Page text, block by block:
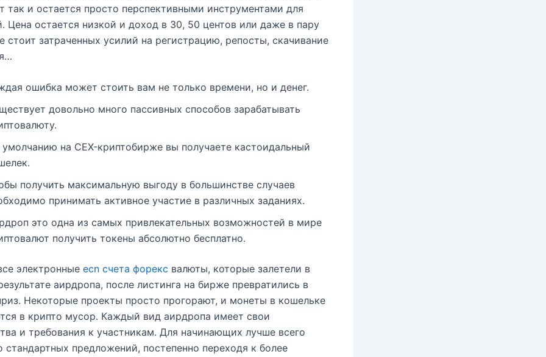
так и остается просто перспективными инструментами для
Цена остается низкой и доход в 30, 50 центов или даже в пару
стоит затраченных усилий на регистрацию, репосты, скачивание
ошибка может стоить вам не только времени, но и денег.
довольно много пассивных способов зарабатывать
на CEX-криптобирже вы получаете кастоидальный
получить максимальную выгоду в большинстве случаев
принимать активное участие в различных заданиях.
это одна из самых привлекательных возможностей в мире
получить токены абсолютно бесплатно.
электронные ecn счета форекс валюты, которые залетели в
аирдропа, после листинга на бирже превратились в
Некоторые проекты просто прогорают, и монеты в кошельке
в крипто мусор. Каждый вид аирдропа имеет свои
и требования к участникам. Для начинающих лучше всего
стандартных предложений, постепенно переходя к более